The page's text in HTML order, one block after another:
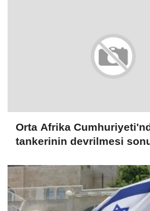
Orta Afrika
tankerinin devrilmesi